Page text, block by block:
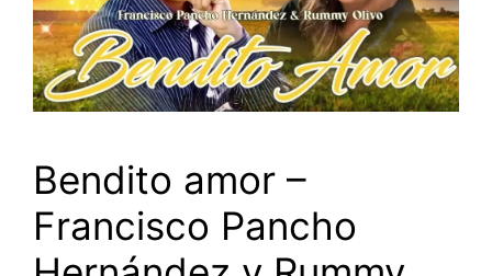
Bendito amor –
Francisco Pancho